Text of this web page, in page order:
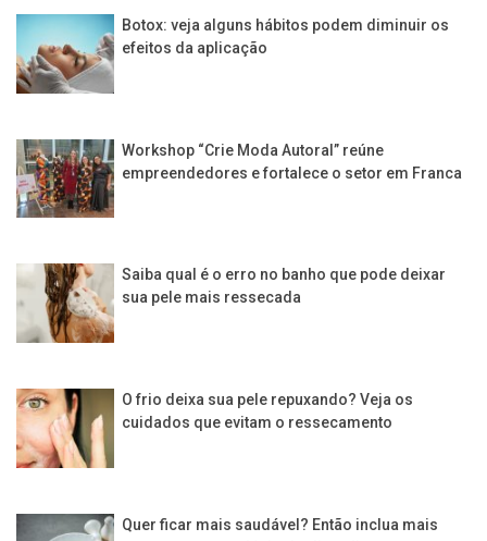
Botox: veja alguns hábitos podem diminuir os
efeitos da aplicação
Workshop “Crie Moda Autoral” reúne
empreendedores e fortalece o setor em Franca
Saiba qual é o erro no banho que pode deixar
sua pele mais ressecada
O frio deixa sua pele repuxando? Veja os
cuidados que evitam o ressecamento
Quer ficar mais saudável? Então inclua mais